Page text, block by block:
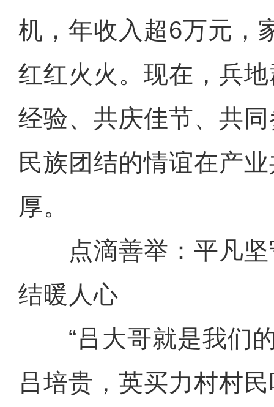
机，年收入超6万元，
红红火火。现在，兵
经验、共庆佳节、共
民族团结的情谊在产
厚。
点滴善举：平凡坚
结暖人心
“吕大哥就是我们的
吕培贵，英买力村村